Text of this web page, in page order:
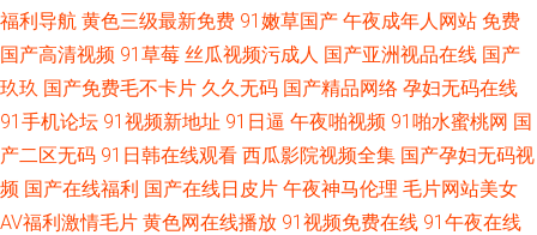
福利导航 黄色三级最新免费 91嫩草国产 午夜成年人网站 免费
国产高清视频 91草莓 丝瓜视频污成人 国产亚洲视品在线 国产
玖玖 国产免费毛不卡片 久久无码 国产精品网络 孕妇无码在线
91手机论坛 91视频新地址 91日逼 午夜啪视频 91啪水蜜桃网 国
产二区无码 91日韩在线观看 西瓜影院视频全集 国产孕妇无码视
频 国产在线福利 国产在线日皮片 午夜神马伦理 毛片网站美女
AV福利激情毛片 黄色网在线播放 91视频免费在线 91午夜在线